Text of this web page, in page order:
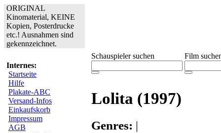
ORIGINAL
Kinomaterial, KEINE
Kopien, Posterdrucke
etc.! Ausnahmen sind
gekennzeichnet.
Internes:
Startseite
Hilfe
Plakate-ABC
Versand-Infos
Einkaufskorb
Impressum
AGB
Schauspieler suchen Film
Lolita (1997)
Genres: |